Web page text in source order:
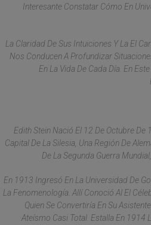
Interesante Constatar Cómo En
La Claridad De Sus Intuiciones Y La El
Nos Conducen A Profundizar
En La Vida De Cada Día. En
Edith Stein Nació El 12 De Octubre
Capital De La Silesia, Una Región De
De La Segunda Guerra
En 1913 Ingresó En La Universidad De
La Fenomenología. Allí Conoció Al El
Quien Se Convertiría En Su
Ateísmo Casi Total. Estalla En 1914